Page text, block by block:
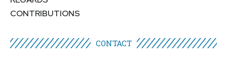
CONTRIBUTIONS
CONTACT